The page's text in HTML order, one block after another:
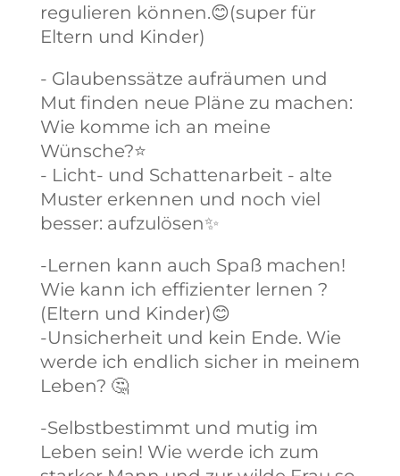
regulieren können.😊(super für
Eltern und Kinder)
- Glaubenssätze aufräumen und
Mut finden neue Pläne zu machen:
Wie komme ich an meine
Wünsche?⭐
- Licht- und Schattenarbeit - alte
Muster erkennen und noch viel
besser: aufzulösen✨
-Lernen kann auch Spaß machen!
Wie kann ich effizienter lernen ?
(Eltern und Kinder)😊
-Unsicherheit und kein Ende. Wie
werde ich endlich sicher in meinem
Leben? 🤔
-Selbstbestimmt und mutig im
Leben sein! Wie werde ich zum